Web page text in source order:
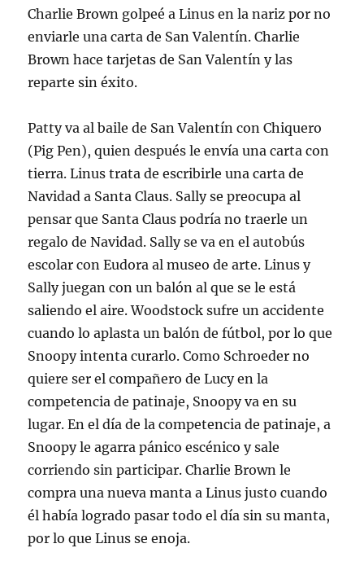
Charlie Brown golpeé a Linus en la nariz por no
enviarle una carta de San Valentín. Charlie
Brown hace tarjetas de San Valentín y las
reparte sin éxito.
Patty va al baile de San Valentín con Chiquero
(Pig Pen), quien después le envía una carta con
tierra. Linus trata de escribirle una carta de
Navidad a Santa Claus. Sally se preocupa al
pensar que Santa Claus podría no traerle un
regalo de Navidad. Sally se va en el autobús
escolar con Eudora al museo de arte. Linus y
Sally juegan con un balón al que se le está
saliendo el aire. Woodstock sufre un accidente
cuando lo aplasta un balón de fútbol, por lo que
Snoopy intenta curarlo. Como Schroeder no
quiere ser el compañero de Lucy en la
competencia de patinaje, Snoopy va en su
lugar. En el día de la competencia de patinaje, a
Snoopy le agarra pánico escénico y sale
corriendo sin participar. Charlie Brown le
compra una nueva manta a Linus justo cuando
él había logrado pasar todo el día sin su manta,
por lo que Linus se enoja.